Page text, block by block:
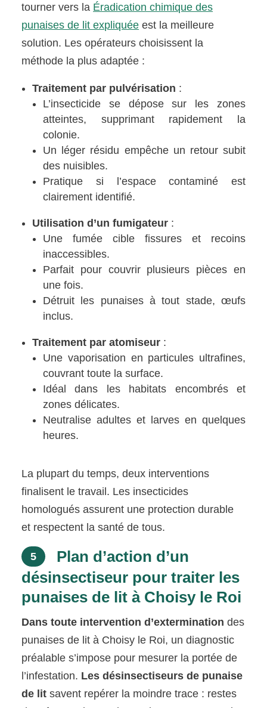
tourner vers la Éradication chimique des
punaises de lit expliquée est la meilleure
solution. Les opérateurs choisissent la
méthode la plus adaptée :
Traitement par pulvérisation :
L’insecticide se dépose sur les zones
atteintes, supprimant rapidement la
colonie.
Un léger résidu empêche un retour subit
des nuisibles.
Pratique si l’espace contaminé est
clairement identifié.
Utilisation d’un fumigateur :
Une fumée cible fissures et recoins
inaccessibles.
Parfait pour couvrir plusieurs pièces en
une fois.
Détruit les punaises à tout stade, œufs
inclus.
Traitement par atomiseur :
Une vaporisation en particules ultrafines,
couvrant toute la surface.
Idéal dans les habitats encombrés et
zones délicates.
Neutralise adultes et larves en quelques
heures.
La plupart du temps, deux interventions
finalisent le travail. Les insecticides
homologués assurent une protection durable
et respectent la santé de tous.
5
Plan d’action d’un
désinsectiseur pour traiter les
punaises de lit à Choisy le Roi
Dans toute intervention d’extermination des
punaises de lit à Choisy le Roi, un diagnostic
préalable s’impose pour mesurer la portée de
l’infestation. Les désinsectiseurs de punaise
de lit savent repérer la moindre trace : restes